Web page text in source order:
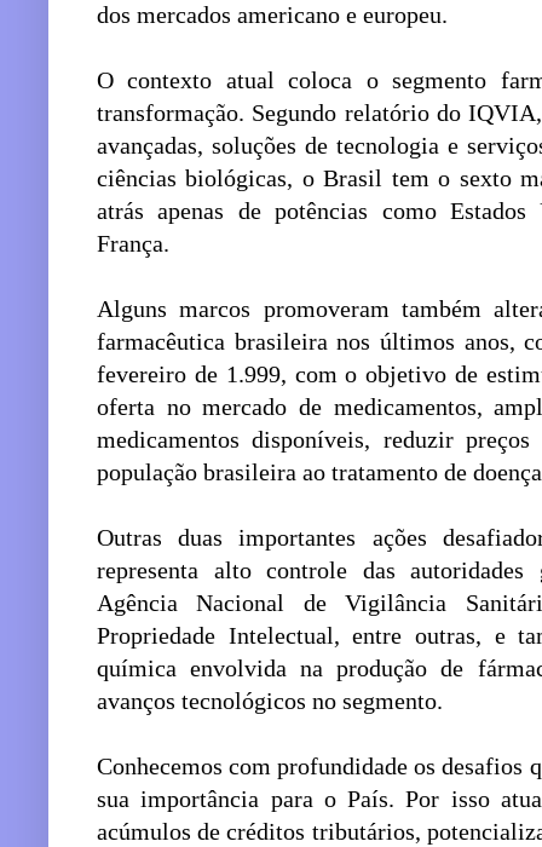
dos mercados americano e europeu.
O contexto atual coloca o segmento
transformação. Segundo relatório do
avançadas, soluções de tecnologia e
ciências biológicas, o Brasil tem o sexto
atrás apenas de potências como
França.
Alguns marcos promoveram também
farmacêutica brasileira nos últimos anos,
fevereiro de 1.999, com o objetivo de
oferta no mercado de medicamentos,
medicamentos disponíveis, reduzir
população brasileira ao tratamento de
Outras duas importantes ações
representa alto controle das
Agência Nacional de Vigilância
Propriedade Intelectual, entre outras, e
química envolvida na produção de
avanços tecnológicos no segmento.
Conhecemos com profundidade os desafios
sua importância para o País. Por isso
acúmulos de créditos tributários,